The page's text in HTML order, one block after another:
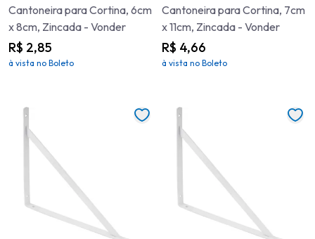
Cantoneira para Cortina, 6cm
x 8cm, Zincada - Vonder
R$ 2,85
à vista no Boleto
Cantoneira para Cortina, 7cm
x 11cm, Zincada - Vonder
R$ 4,66
à vista no Boleto